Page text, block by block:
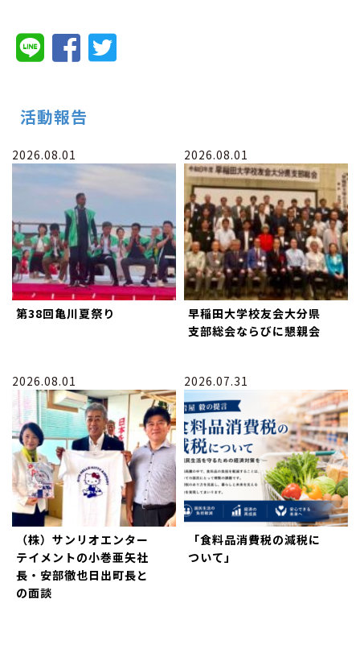
活動報告
2026.08.01
第38回亀川夏祭り
2026.08.01
早稲田大学校友会大分県
支部総会ならびに懇親会
2026.08.01
（株）サンリオエンター
テイメントの小巻亜矢社
長・安部徹也日出町長と
の面談
2026.07.31
「食料品消費税の減税に
ついて」